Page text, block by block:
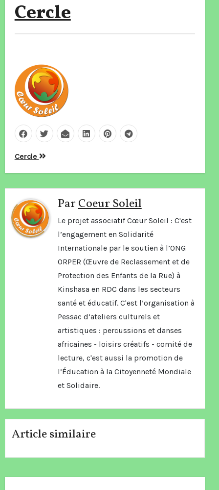
Cercle
Navigation
de
l’article
Cercle
ParCoeur Soleil
Le projet associatif Cœur Soleil : C'est
l’engagement en Solidarité
Internationale par le soutien à l’ONG
ORPER (Œuvre de Reclassement et de
Protection des Enfants de la Rue) à
Kinshasa en RDC dans les secteurs
santé et éducatif. C'est l’organisation à
Pessac d’ateliers culturels et
artistiques : percussions et danses
africaines - loisirs créatifs - comité de
lecture, c'est aussi la promotion de
l’Éducation à la Citoyenneté Mondiale
et Solidaire.
Article similaire